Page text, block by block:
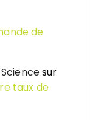
de
sur
taux de